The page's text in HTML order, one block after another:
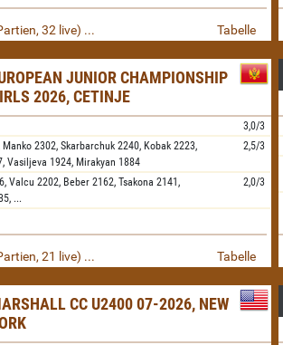
32 live) ... Tabelle
JUNIOR CHAMPIONSHIP
2026, CETINJE
3,0/3
Manko 2302,Skarbarchuk 2240, Kobak 2223,
Vasiljeva 1924, Mirakyan 1884
2,5/3
Valcu 2202, Beber 2162,Tsakona 2141,
...
2,0/3
21 live) ... Tabelle
CC U2400 07-2026, NEW